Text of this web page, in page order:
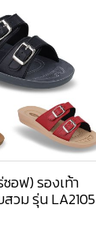
อฟ) รองเท้า
วม รุ่น LA2105